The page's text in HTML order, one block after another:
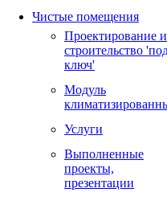
Чистые помещения
Проектирование и
строительство
ключ'
Модуль
Услуги
Выполненные
проекты,
презентации